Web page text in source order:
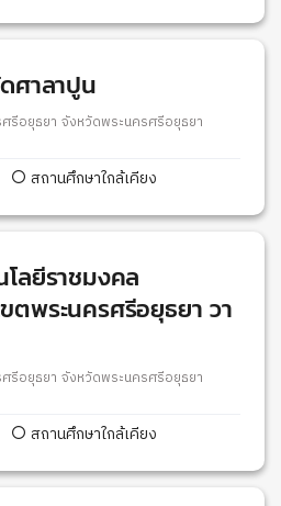
ศาลาปูน
รีอยุธยา จังหวัดพระนครศรีอยุธยา
สถานศึกษาใกล้เคียง
โลยีราชมงคล
ตพระนครศรีอยุธยา วา
รีอยุธยา จังหวัดพระนครศรีอยุธยา
สถานศึกษาใกล้เคียง